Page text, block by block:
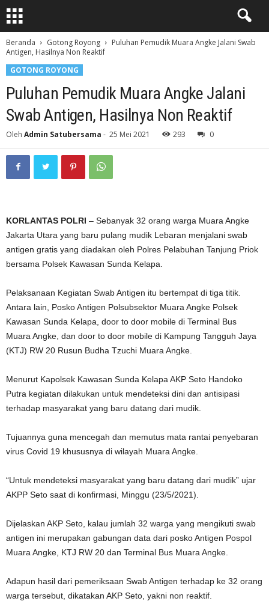
Beranda Gotong Royong
Puluhan Pemudik Muara Angke Jalani Swab
Antigen, Hasilnya Non Reaktif
GOTONG ROYONG
Puluhan Pemudik Muara Angke Jalani
Swab Antigen, Hasilnya Non Reaktif
Oleh Admin Satubersama - 25 Mei 2021 293 0
KORLANTAS POLRI – Sebanyak 32 orang warga Muara Angke
Jakarta Utara yang baru pulang mudik Lebaran menjalani swab
antigen gratis yang diadakan oleh Polres Pelabuhan Tanjung Priok
bersama Polsek Kawasan Sunda Kelapa.
Pelaksanaan Kegiatan Swab Antigen itu bertempat di tiga titik.
Antara lain, Posko Antigen Polsubsektor Muara Angke Polsek
Kawasan Sunda Kelapa, door to door mobile di Terminal Bus
Muara Angke, dan door to door mobile di Kampung Tangguh Jaya
(KTJ) RW 20 Rusun Budha Tzuchi Muara Angke.
Menurut Kapolsek Kawasan Sunda Kelapa AKP Seto Handoko
Putra kegiatan dilakukan untuk mendeteksi dini dan antisipasi
terhadap masyarakat yang baru datang dari mudik.
Tujuannya guna mencegah dan memutus mata rantai penyebaran
virus Covid 19 khususnya di wilayah Muara Angke.
“Untuk mendeteksi masyarakat yang baru datang dari mudik” ujar
AKPP Seto saat di konfirmasi, Minggu (23/5/2021).
Dijelaskan AKP Seto, kalau jumlah 32 warga yang mengikuti swab
antigen ini merupakan gabungan data dari posko Antigen Pospol
Muara Angke, KTJ RW 20 dan Terminal Bus Muara Angke.
Adapun hasil dari pemeriksaan Swab Antigen terhadap ke 32 orang
warga tersebut, dikatakan AKP Seto, yakni non reaktif.